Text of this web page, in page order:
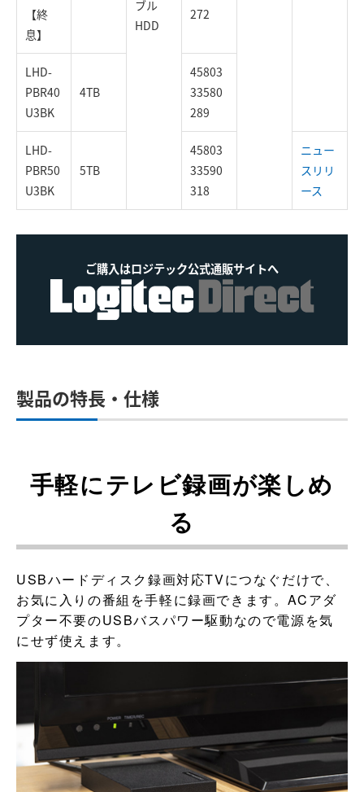
ブル
HDD
【終
息】
272
LHD-
PBR40
U3BK
4TB
45803
33580
289
LHD-
PBR50
U3BK
5TB
45803
33590
318
ニュー
スリリ
ース
ご購入はロジテック公式通販サイトへ
製品の特長・仕様
手軽にテレビ録画が楽しめ
る
USBハードディスク録画対応TVにつなぐだけで、
お気に入りの番組を手軽に録画できます。ACアダ
プター不要のUSBバスパワー駆動なので電源を気
にせず使えます。